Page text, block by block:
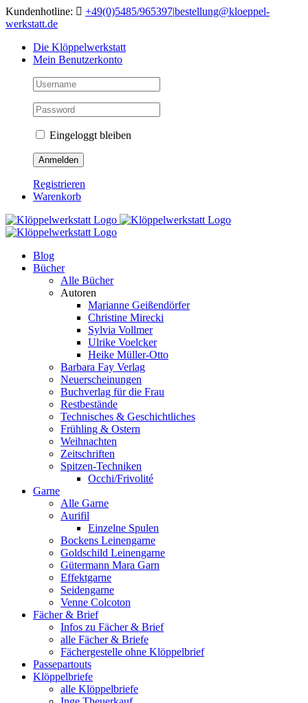
Skip
to
Kundenhotline: +49(0)5485/965397|bestellung@kloeppel-
werkstatt.de
Die Klöppelwerkstatt
Mein Benutzerkonto
Eingeloggt bleiben
Registrieren
Warenkorb
Blog
Bücher
Alle Bücher
Autoren
Marianne Geißendörfer
Christine Mirecki
Sylvia Vollmer
Ulrike Voelcker
Heike Müller-Otto
Barbara Fay Verlag
Neuerscheinungen
Buchverlag für die Frau
Restbestände
Technisches & Geschichtliches
Frühling & Ostern
Weihnachten
Zeitschriften
Spitzen-Techniken
Occhi/Frivolité
Garne
Alle Garne
Aurifil
Einzelne Spulen
Bockens Leinengarne
Goldschild Leinengarne
Gütermann Mara Garn
Effektgarne
Seidengarne
Venne Colcoton
Fächer & Brief
Infos zu Fächer & Brief
alle Fächer & Briefe
Fächergestelle ohne Klöppelbrief
Passepartouts
Klöppelbriefe
alle Klöppelbriefe